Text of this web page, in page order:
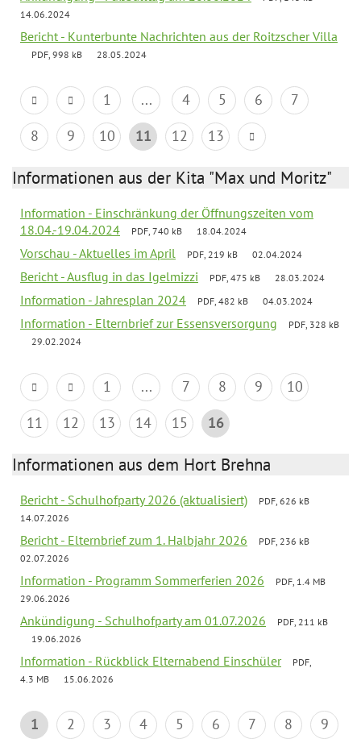
14.06.2024
Bericht - Kunterbunte Nachrichten aus der Roitzscher Villa
PDF, 998 kB 28.05.2024
1 ... 4 5 6
7
8
9 10 11 12 13
Informationen aus der Kita "Max und Moritz"
Information - Einschränkung der Öffnungszeiten vom
18.04.-19.04.2024
PDF, 740 kB 18.04.2024
Vorschau - Aktuelles im April PDF, 219 kB 02.04.2024
Bericht - Ausflug in das Igelmizzi PDF, 475 kB 28.03.2024
Information - Jahresplan 2024 PDF, 482 kB 04.03.2024
Information - Elternbrief zur Essensversorgung
PDF, 328 kB
29.02.2024
1 ... 7 8 9
10
11
12 13 14 15 16
Informationen aus dem Hort Brehna
Bericht - Schulhofparty 2026 (aktualisiert)
PDF, 626 kB
14.07.2026
Bericht - Elternbrief zum 1. Halbjahr 2026
PDF, 236 kB
02.07.2026
Information - Programm Sommerferien 2026
PDF, 1.4 MB
29.06.2026
Ankündigung - Schulhofparty am 01.07.2026
PDF, 211 kB
19.06.2026
Information - Rückblick Elternabend Einschüler
PDF,
4.3 MB
15.06.2026
1 2 3 4 5 6 7 8
9